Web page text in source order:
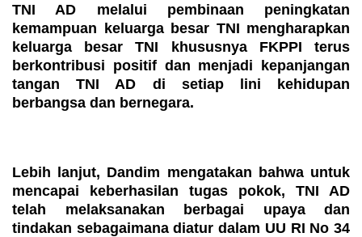
TNI AD melalui pembinaan peningkatan
kemampuan keluarga besar TNI mengharapkan
keluarga besar TNI khususnya FKPPI terus
berkontribusi positif dan menjadi kepanjangan
tangan TNI AD di setiap lini kehidupan
berbangsa dan bernegara.
Lebih lanjut, Dandim mengatakan bahwa untuk
mencapai keberhasilan tugas pokok, TNI AD
telah melaksanakan berbagai upaya dan
tindakan sebagaimana diatur dalam UU RI No 34